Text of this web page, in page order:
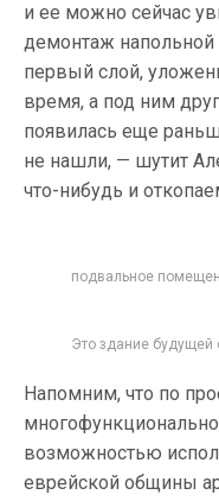
и ее можно сейчас
демонтаж напольной
первый слой,
время, а под ним
появилась еще
не нашли, — шутит
что-нибудь и
подвальное
Это здание будущей
Напомним, что по
возможностью
еврейской общины